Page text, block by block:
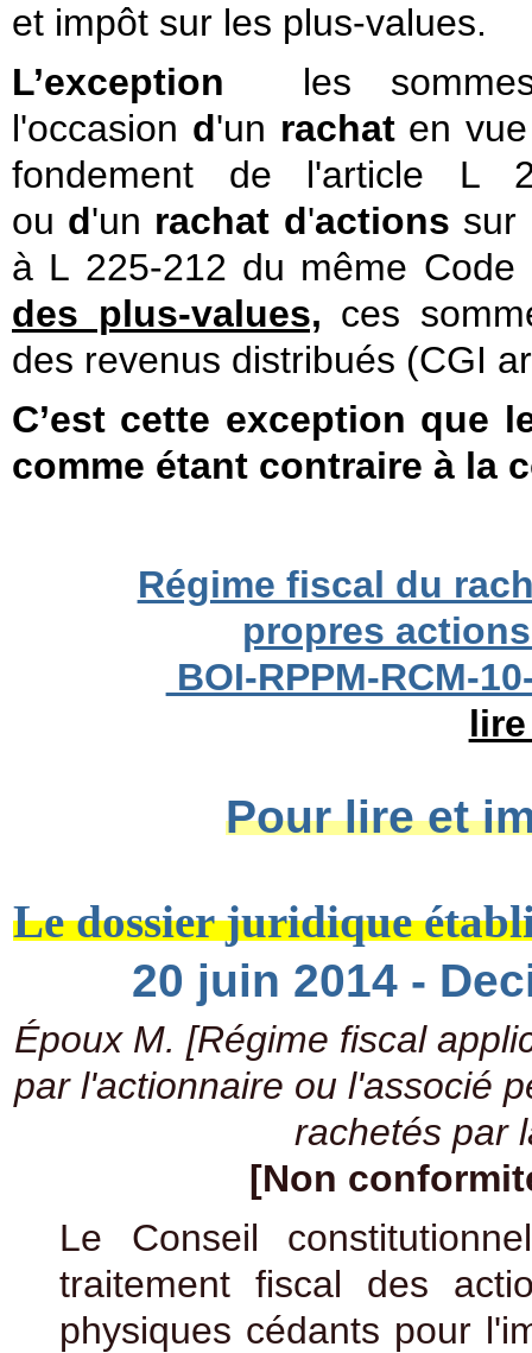
et impôt sur les plus-values.
L’exception
les
l'occasion d'un rachaten
fondement de l'article L
ou d'un rachat d'actions sur
à L 225-212 du même Code
des plus-values, ces
des revenus distribués (CGI
C’est cette exception que
comme étant contraire à la
Régime fiscal du
propres
BOI-RPPM-RCM-
Pour lire et
Le dossier juridique
20 juin 2014 -
Époux M. [Régime fiscal
par l'actionnaire ou l'associé
rachetés par
[Non
Le Conseil
traitement fiscal des
physiques cédants pour